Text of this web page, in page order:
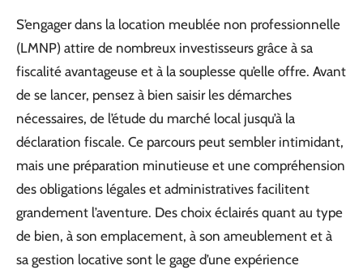
S’engager dans la location meublée non professionnelle
(LMNP) attire de nombreux investisseurs grâce à sa
fiscalité avantageuse et à la souplesse qu’elle offre. Avant
de se lancer, pensez à bien saisir les démarches
nécessaires, de l’étude du marché local jusqu’à la
déclaration fiscale. Ce parcours peut sembler intimidant,
mais une préparation minutieuse et une compréhension
des obligations légales et administratives facilitent
grandement l’aventure. Des choix éclairés quant au type
de bien, à son emplacement, à son ameublement et à
sa gestion locative sont le gage d’une expérience